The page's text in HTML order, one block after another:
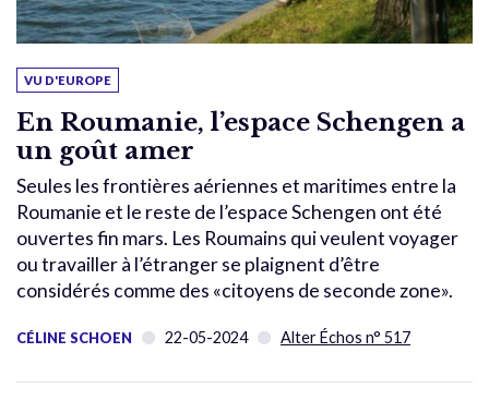
VU D'EUROPE
En Roumanie, l’espace Schengen a
un goût amer
Seules les frontières aériennes et maritimes entre la
Roumanie et le reste de l’espace Schengen ont été
ouvertes fin mars. Les Roumains qui veulent voyager
ou travailler à l’étranger se plaignent d’être
considérés comme des «citoyens de seconde zone».
CÉLINE SCHOEN 22-05-2024 Alter Échos n° 517